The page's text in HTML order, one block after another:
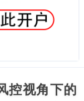
控视角下的